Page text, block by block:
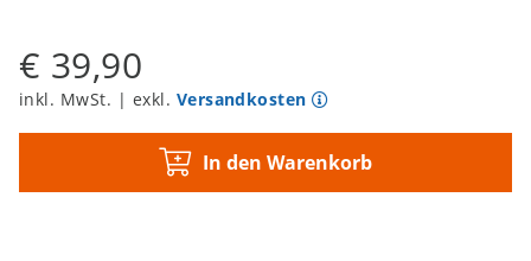
€ 39,90
inkl. MwSt. | exkl. Versandkosten
In den Warenkorb